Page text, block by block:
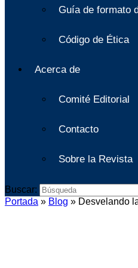
Guía de formato
Código de Ética
Acerca de
Comité Editorial
Contacto
Sobre la Revista
Buscar:
Portada » Blog » Desvelando